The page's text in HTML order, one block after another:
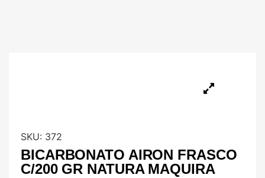
SKU: 372
BICARBONATO AIRON FRASCO
C/200 GR NATURA MAQUIRA